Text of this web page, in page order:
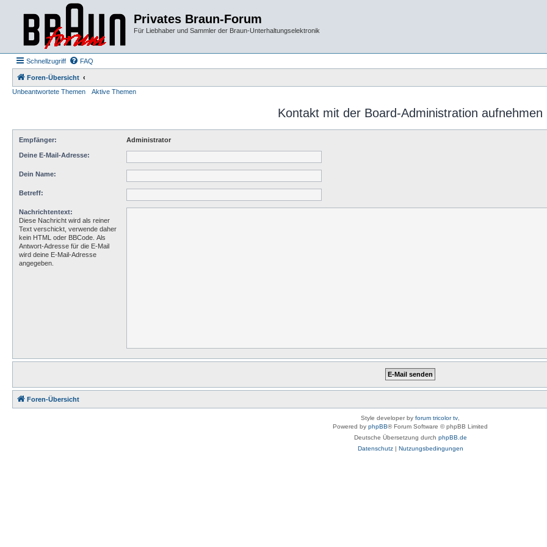
Privates Braun-Forum
Für Liebhaber und Sammler der Braun-Unterhaltungselektronik
Schnellzugriff FAQ
Foren-Übersicht
Unbeantwortete Themen
Aktive Themen
Kontakt mit der Board-Administration aufnehmen
Empfänger: Administrator
Deine E-Mail-Adresse:
Dein Name:
Betreff:
Nachrichtentext:
Diese Nachricht wird als reiner
Text verschickt, verwende daher
kein HTML oder BBCode. Als
Antwort-Adresse für die E-Mail
wird deine E-Mail-Adresse
angegeben.
Foren-Übersicht
Style developer by forum tricolor tv
Powered by phpBB® Forum Software © phpBB Limited
Deutsche Übersetzung durch phpBB.de
Datenschutz| Nutzungsbedingungen